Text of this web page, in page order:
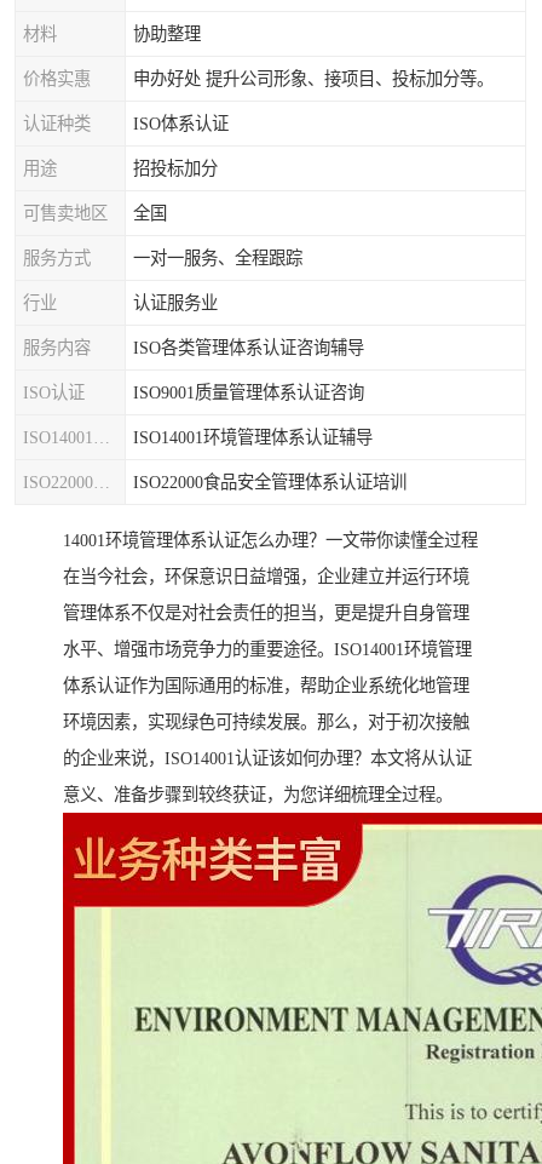
材料 协助整理
价格实惠 申办好处 提升公司形象、接项目、投标加分等。
认证种类 ISO体系认证
用途 招投标加分
可售卖地区 全国
服务方式 一对一服务、全程跟踪
行业 认证服务业
服务内容 ISO各类管理体系认证咨询辅导
ISO认证 ISO9001质量管理体系认证咨询
ISO14001环境管理体系认证辅导
ISO22000食品安全管理体系认证培训
14001环境管理体系认证怎么办理？一文带你读懂全过程
在当今社会，环保意识日益增强，企业建立并运行环境
管理体系不仅是对社会责任的担当，更是提升自身管理
水平、增强市场竞争力的重要途径。ISO14001环境管理
体系认证作为国际通用的标准，帮助企业系统化地管理
环境因素，实现绿色可持续发展。那么，对于初次接触
的企业来说，ISO14001认证该如何办理？本文将从认证
意义、准备步骤到较终获证，为您详细梳理全过程。